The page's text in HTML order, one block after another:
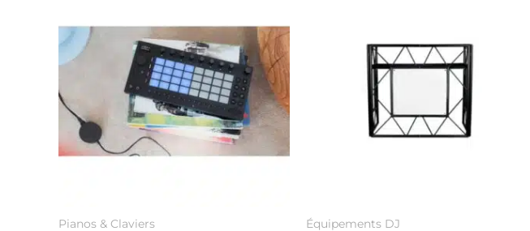
Pia­nos & Cla­viers Équipements DJ